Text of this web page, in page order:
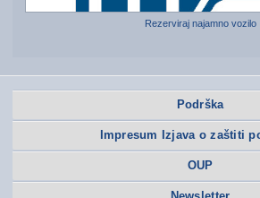
Rezerviraj najamno vozilo
Podrška
Impresum Izjava o zaštiti
OUP